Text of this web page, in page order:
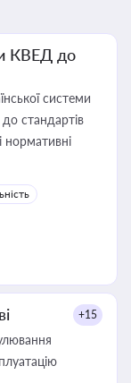
КВЕД до
системи
до стандартів
нормативні
+15